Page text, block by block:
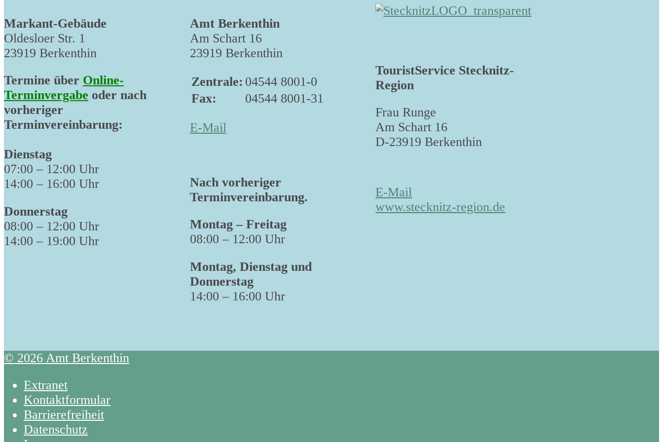
Markant-Gebäude
Oldesloer Str. 1
23919 Berkenthin
Termine über Online-
Terminvergabe oder nach
vorheriger
Terminvereinbarung:
Dienstag
07:00 – 12:00 Uhr
14:00 – 16:00 Uhr
Donnerstag
08:00 – 12:00 Uhr
14:00 – 19:00 Uhr
Amt Berkenthin
Am Schart 16
23919 Berkenthin
Zentrale: 04544 8001-0
Fax:
04544 8001-31
E-Mail
Nach vorheriger
Terminvereinbarung.
Montag – Freitag
08:00 – 12:00 Uhr
Montag, Dienstag und
Donnerstag
14:00 – 16:00 Uhr
TouristService Stecknitz-
Region
Frau Runge
Am Schart 16
D-23919 Berkenthin
E-Mail
www.stecknitz-region.de
© 2026 Amt Berkenthin
Extranet
Kontaktformular
Barrierefreiheit
Datenschutz